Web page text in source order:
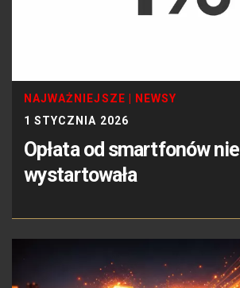
NAJWAŻNIEJSZE
NEWSY
1 STYCZNIA 2026
Opłata od smartfonów nie
wystartowała